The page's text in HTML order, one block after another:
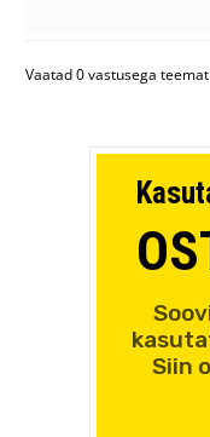
Vaatad 0 vastusega teemat